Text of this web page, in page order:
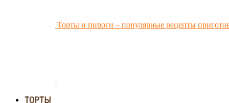
Торты и пироги – популярные рецепты
ТОРТЫ